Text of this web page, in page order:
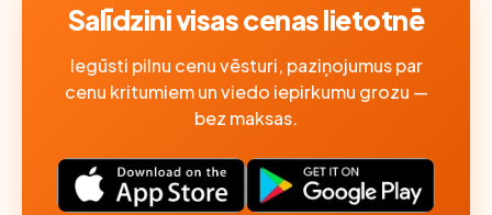
Salīdzini visas cenas lietotnē
Iegūsti pilnu cenu vēsturi, paziņojumus par
cenu kritumiem un viedo iepirkumu grozu —
bez maksas.